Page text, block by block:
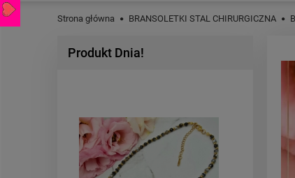
Strona główna BRANSOLETKI STAL CHIRURGICZNA
Produkt Dnia!